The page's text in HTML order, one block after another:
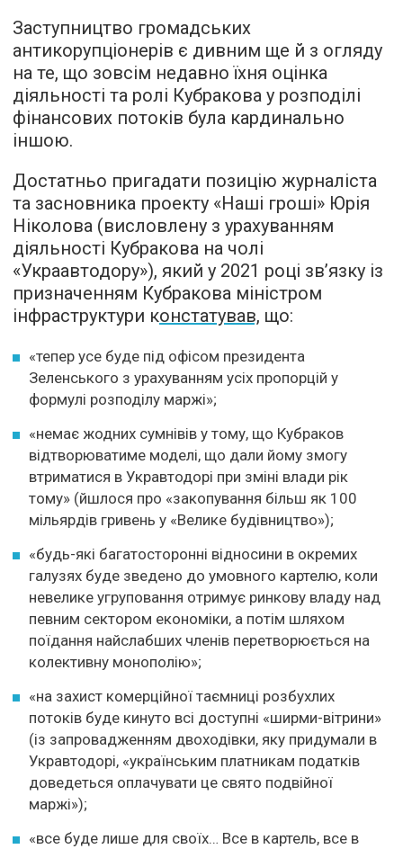
Заступництво громадських
антикорупціонерів є дивним ще й з огляду
на те, що зовсім недавно їхня оцінка
діяльності та ролі Кубракова у розподілі
фінансових потоків була кардинально
іншою.
Достатньо пригадати позицію журналіста
та засновника проекту «Наші гроші» Юрія
Ніколова (висловлену з урахуванням
діяльності Кубракова на чолі
«Украавтодору»), який у 2021 році зв’язку із
призначенням Кубракова міністром
інфраструктури констатував, що:
«тепер усе буде під офісом президента
Зеленського з урахуванням усіх пропорцій у
формулі розподілу маржі»;
«немає жодних сумнівів у тому, що Кубраков
відтворюватиме моделі, що дали йому змогу
втриматися в Укравтодорі при зміні влади рік
тому» (йшлося про «закопування більш як 100
мільярдів гривень у «Велике будівництво»);
«будь-які багатосторонні відносини в окремих
галузях буде зведено до умовного картелю, коли
невелике угруповання отримує ринкову владу над
певним сектором економіки, а потім шляхом
поїдання найслабших членів перетворюється на
колективну монополію»;
«на захист комерційної таємниці розбухлих
потоків буде кинуто всі доступні «ширми-вітрини»
(із запровадженням двоходівки, яку придумали в
Укравтодорі, «українським платникам податків
доведеться оплачувати це свято подвійної
маржі»);
«все буде лише для своїх… Все в картель, все в